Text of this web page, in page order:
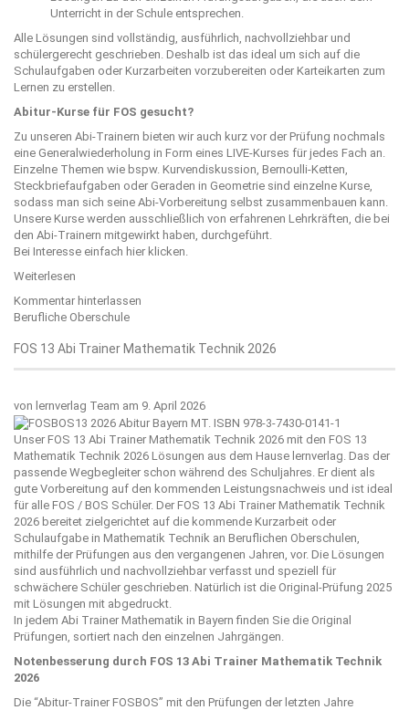
Unterricht in der Schule entsprechen.
Alle Lösungen sind vollständig, ausführlich, nachvollziehbar und
schülergerecht geschrieben. Deshalb ist das ideal um sich auf die
Schulaufgaben oder Kurzarbeiten vorzubereiten oder Karteikarten zum
Lernen zu erstellen.
Abitur-Kurse für FOS gesucht?
Zu unseren Abi-Trainern bieten wir auch kurz vor der Prüfung nochmals
eine Generalwiederholung in Form eines LIVE-Kurses für jedes Fach an.
Einzelne Themen wie bspw. Kurvendiskussion, Bernoulli-Ketten,
Steckbriefaufgaben oder Geraden in Geometrie sind einzelne Kurse,
sodass man sich seine Abi-Vorbereitung selbst zusammenbauen kann.
Unsere Kurse werden ausschließlich von erfahrenen Lehrkräften, die bei
den Abi-Trainern mitgewirkt haben, durchgeführt.
Bei Interesse einfach hier klicken.
Weiterlesen
Kommentar hinterlassen
Berufliche Oberschule
FOS 13 Abi Trainer Mathematik Technik 2026
von lernverlag Team am 9. April 2026
Unser FOS 13 Abi Trainer Mathematik Technik 2026 mit den FOS 13
Mathematik Technik 2026 Lösungen aus dem Hause lernverlag . Das der
passende Wegbegleiter schon während des Schuljahres. Er dient als
gute Vorbereitung auf den kommenden Leistungsnachweis und ist ideal
für alle FOS / BOS Schüler. Der FOS 13 Abi Trainer Mathematik Technik
2026 bereitet zielgerichtet auf die kommende Kurzarbeit oder
Schulaufgabe in Mathematik Technik an Beruflichen Oberschulen,
mithilfe der Prüfungen aus den vergangenen Jahren, vor. Die Lösungen
sind ausführlich und nachvollziehbar verfasst und speziell für
schwächere Schüler geschrieben. Natürlich ist die Original-Prüfung 2025
mit Lösungen mit abgedruckt.
In jedem Abi Trainer Mathematik in Bayern finden Sie die Original
Prüfungen, sortiert nach den einzelnen Jahrgängen.
Notenbesserung durch FOS 13 Abi Trainer Mathematik Technik
2026
Die “Abitur-Trainer FOSBOS” mit den Prüfungen der letzten Jahre